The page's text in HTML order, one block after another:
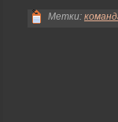
Метки: